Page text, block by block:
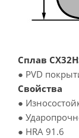
Сплав
● PVD
Свойства
●
●
● HRA 91.6